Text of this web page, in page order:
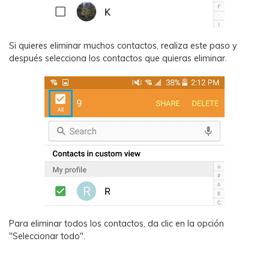
Si quieres eliminar muchos contactos, realiza este paso y
después selecciona los contactos que quieras eliminar.
Para eliminar todos los contactos, da clic en la opción
"Seleccionar todo".